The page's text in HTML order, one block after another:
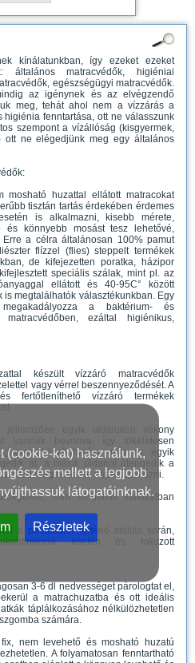
(cookie-kat) használunk,
mellett a legjobb
látogatóinknak.
Részletek
kínálatunkban, így ezeket ezeket
általános matracvédők, higiéniai
egészségügyi matracvédők.
az igénynek és az elvégzendő
meg, tehát ahol nem a vízzárás a
higiénia fenntartása, ott ne válasszunk
szempont a vízállóság (kisgyermek,
ott ne elégedjünk meg egy általános
huzattal ellátott matracokat
tisztán tartás érdekében érdemes
is alkalmazni, kisebb mérete,
és könnyebb mosást tesz lehetővé,
a célra általánosan 100% pamut
flízzel (flies) steppelt termékek
de kifejezetten poratka, házipor
speciális szálak, mint pl. az
ellátott és 40-95C° között
is megtalálhatók választékunkban. Egy
a baktérium- és
ezáltal higiénikus,
készült vízzáró matracvédők
vagy vérrel beszennyeződését. A
fertőtleníthető vízzáró termékek
jellemzően egyik oldalukon vékony
vannak bevonva, így tökéletesen
köszönhetően míg az egyik
át, a másik oldalról átengedik a
vízállóság ellenére képes szellőzni.
mint körgumis változatban
a pelenkáról történő átállás során,
esetén és fokozott
3-6 dl nedvességet párologtat el,
a matrachuzatba és ott ideális
táplálkozásához nélkülözhetetlen
számára.
nem levehető és mosható huzatú
A folyamatosan fenntartható